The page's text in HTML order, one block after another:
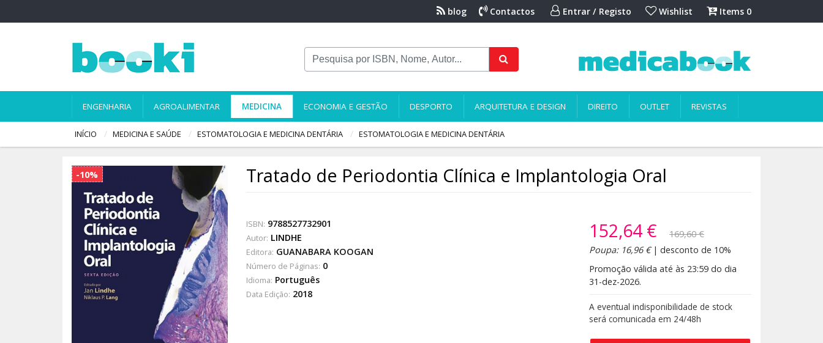
blog Contactos Entrar / Registo Wishlist Items 0
ENGENHARIA AGROALIMENTAR MEDICINA ECONOMIA E GESTÃO DESPORTO ARQUITETURA E DESIGN DIREITO OUTLET REVISTAS
INÍCIO MEDICINA E SAÚDE ESTOMATOLOGIA E MEDICINA DENTÁRIA ESTOMATOLOGIA E MEDICINA DENTÁRIA
-10% Tratado de Periodontia Clínica e Implantologia Oral
ISBN: 9788527732901
Autor: LINDHE
Editora: GUANABARA KOOGAN
Número de Páginas: 0
Idioma: Português
Data Edição: 2018
152,64 €
169,60 €
Poupa: 16,96 €| desconto de 10%
Promoção válida até às 23:59 do dia
31-dez-2026.
A eventual indisponibilidade de stock
será comunicada em 24/48h